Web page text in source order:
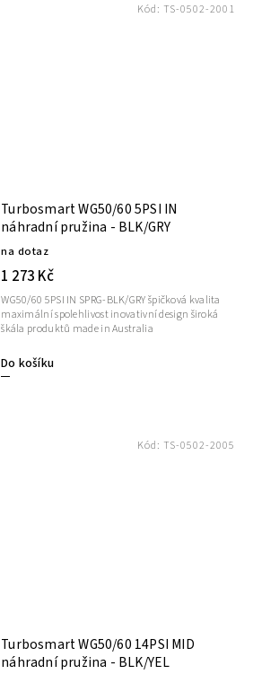
Turbosmart WG50/60 5PSI IN
náhradní pružina - BLK/GRY
na dotaz
1 273 Kč
Do košíku
WG50/60 5PSI IN SPRG-BLK/GRY špičková kvalita
maximální spolehlivost inovativní design široká
škála produktů made in Australia
Kód: TS-0502-2001
Turbosmart WG50/60 14PSI MID
náhradní pružina - BLK/YEL
Kód: TS-0502-2005